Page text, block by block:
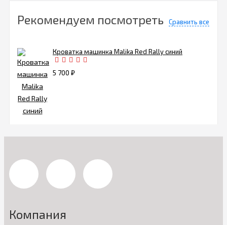
Рекомендуем посмотреть Сравнить все
Кроватка машинка Malika Red Rally синий
5 700 ₽
Компания